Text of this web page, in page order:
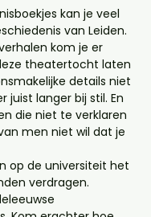
kan je veel
van Leiden.
kom je er
theatertocht laten
details niet
juist langer bij stil. En
die niet te verklaren
men niet wil dat je
op de universiteit het
verdragen.